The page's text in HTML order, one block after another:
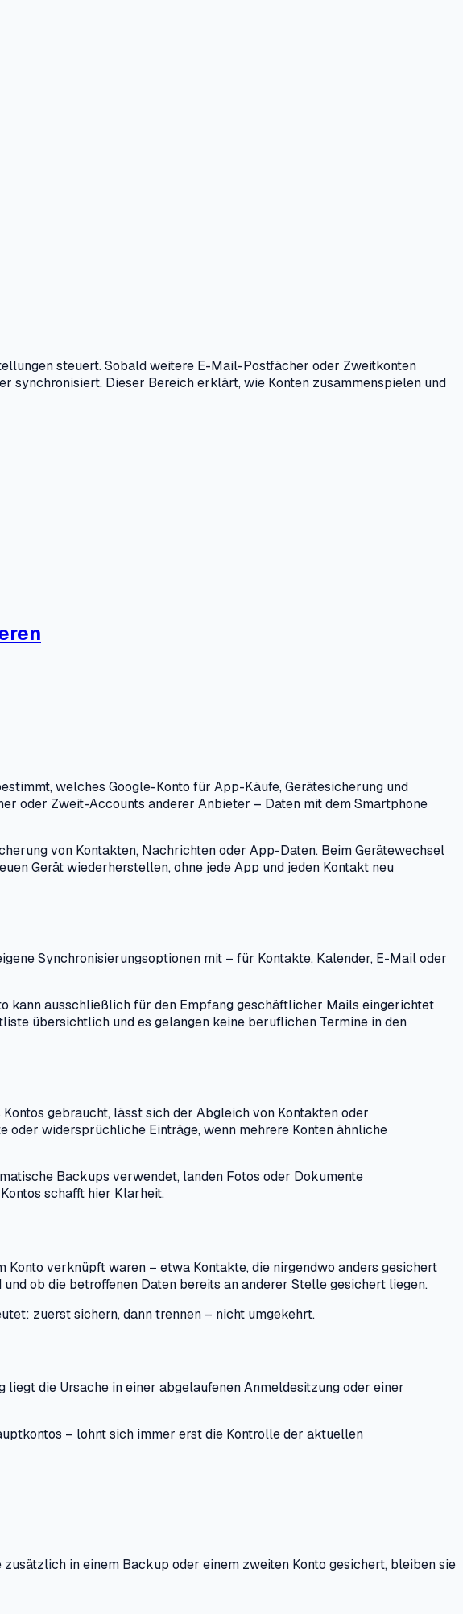
steuert. Sobald weitere E-Mail-Postfächer oder Zweitkonten
synchronisiert. Dieser Bereich erklärt, wie Konten zusammenspielen und
welches Google-Konto für App-Käufe, Gerätesicherung und
oder Zweit-Accounts anderer Anbieter – Daten mit dem Smartphone
von Kontakten, Nachrichten oder App-Daten. Beim Gerätewechsel
Gerät wiederherstellen, ohne jede App und jeden Kontakt neu
Synchronisierungsoptionen mit – für Kontakte, Kalender, E-Mail oder
kann ausschließlich für den Empfang geschäftlicher Mails eingerichtet
übersichtlich und es gelangen keine beruflichen Termine in den
gebraucht, lässt sich der Abgleich von Kontakten oder
widersprüchliche Einträge, wenn mehrere Konten ähnliche
Backups verwendet, landen Fotos oder Dokumente
schafft hier Klarheit.
verknüpft waren – etwa Kontakte, die nirgendwo anders gesichert
ob die betroffenen Daten bereits an anderer Stelle gesichert liegen.
zuerst sichern, dann trennen – nicht umgekehrt.
die Ursache in einer abgelaufenen Anmeldesitzung oder einer
– lohnt sich immer erst die Kontrolle der aktuellen
in einem Backup oder einem zweiten Konto gesichert, bleiben sie